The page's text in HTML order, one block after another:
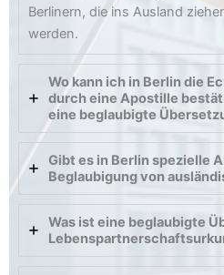
Berlinern, die ins Ausland
werden.
Wo kann ich in Berlin die
durch eine Apostille
eine beglaubigte
Gibt es in Berlin spezielle
Beglaubigung von
Was ist eine beglaubigte